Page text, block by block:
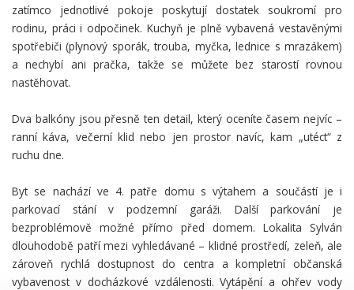
zatímco jednotlivé pokoje poskytují dostatek soukromí pro
rodinu, práci i odpočinek. Kuchyň je plně vybavená vestavěnými
spotřebiči (plynový sporák, trouba, myčka, lednice s mrazákem)
a nechybí ani pračka, takže se můžete bez starostí rovnou
nastěhovat.
Dva balkóny jsou přesně ten detail, který oceníte časem nejvíc –
ranní káva, večerní klid nebo jen prostor navíc, kam „utéct“ z
ruchu dne.
Byt se nachází ve 4. patře domu s výtahem a součástí je i
parkovací stání v podzemní garáži. Další parkování je
bezproblémově možné přímo před domem. Lokalita Sylván
dlouhodobě patří mezi vyhledávané – klidné prostředí, zeleň, ale
zároveň rychlá dostupnost do centra a kompletní občanská
vybavenost v docházkové vzdálenosti. Vytápění a ohřev vody